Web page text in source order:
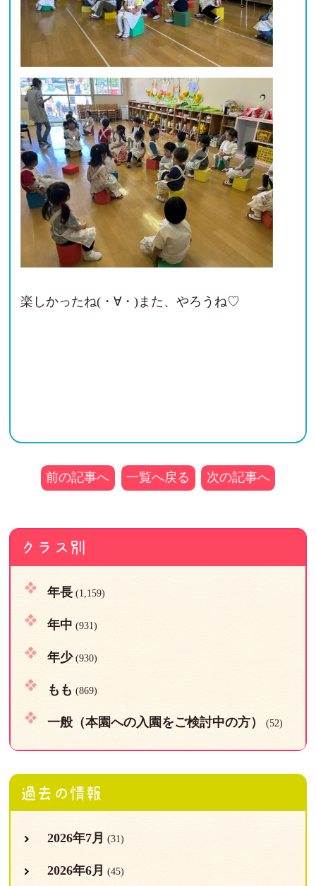
楽しかったね(・∀・)また、やろうね♡
前の記事へ 一覧へ戻る 次の記事へ
クラス別
年長(1,159)
年中 (931)
年少(930)
もも (869)
一般（本園への入園をご検討中の方） (52)
過去の情報
2026年7月 (31)
2026年6月 (45)